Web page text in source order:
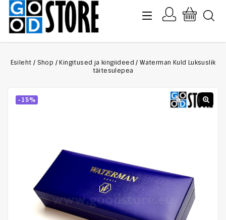
Esileht / Shop /Kingitused ja kingiideed /Waterman Kuld Luksuslik
täitesulepea
-15%